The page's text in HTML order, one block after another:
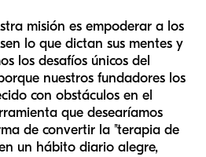
misión es empoderar a los
lo que dictan sus mentes y
los desafíos únicos del
nuestros fundadores los
con obstáculos en el
que desearíamos
de convertir la "terapia de
un hábito diario alegre,